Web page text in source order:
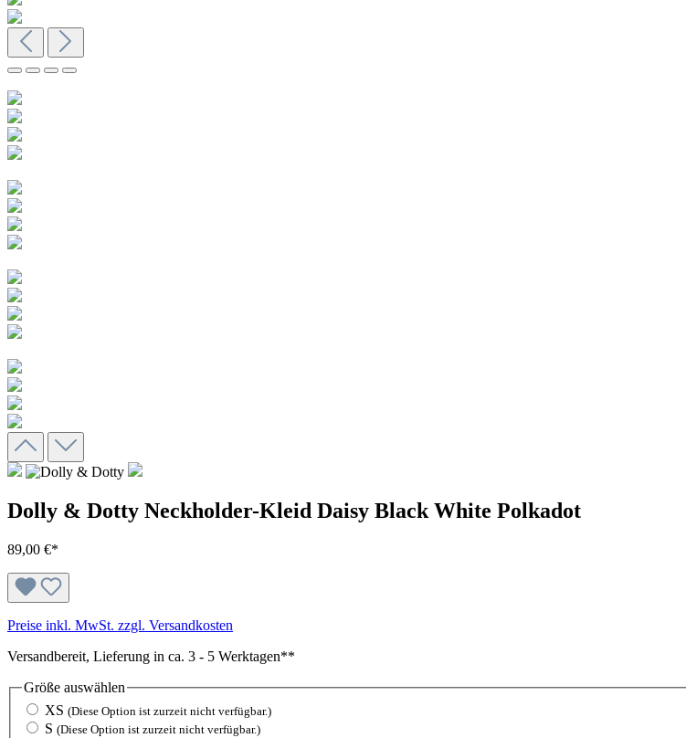
Dolly & Dotty Neckholder-Kleid Daisy Black White Polkadot
89,00 €*
Preise inkl. MwSt. zzgl. Versandkosten
Versandbereit, Lieferung in ca. 3 - 5 Werktagen**
Größe auswählen
XS (Diese Option ist zurzeit nicht verfügbar.)
S (Diese Option ist zurzeit nicht verfügbar.)